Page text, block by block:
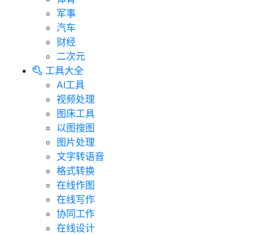
军事
汽车
财经
二次元
工具大全
AI工具
视频处理
图床工具
以图搜图
图片处理
文字转语音
格式转换
在线作图
在线写作
协同工作
在线设计